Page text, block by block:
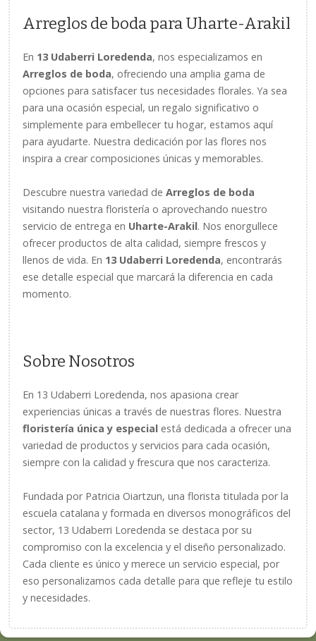
Arreglos de boda para Uharte-Arakil
En 13 Udaberri Loredenda, nos especializamos en
Arreglos de boda, ofreciendo una amplia gama de
opciones para satisfacer tus necesidades florales. Ya sea
para una ocasión especial, un regalo significativo o
simplemente para embellecer tu hogar, estamos aquí
para ayudarte. Nuestra dedicación por las flores nos
inspira a crear composiciones únicas y memorables.
Descubre nuestra variedad de Arreglos de boda
visitando nuestra floristería o aprovechando nuestro
servicio de entrega en Uharte-Arakil. Nos enorgullece
ofrecer productos de alta calidad, siempre frescos y
llenos de vida. En 13 Udaberri Loredenda, encontrarás
ese detalle especial que marcará la diferencia en cada
momento.
Sobre Nosotros
En 13 Udaberri Loredenda, nos apasiona crear
experiencias únicas a través de nuestras flores. Nuestra
floristería única y especial está dedicada a ofrecer una
variedad de productos y servicios para cada ocasión,
siempre con la calidad y frescura que nos caracteriza.
Fundada por Patricia Oiartzun, una florista titulada por la
escuela catalana y formada en diversos monográficos del
sector, 13 Udaberri Loredenda se destaca por su
compromiso con la excelencia y el diseño personalizado.
Cada cliente es único y merece un servicio especial, por
eso personalizamos cada detalle para que refleje tu estilo
y necesidades.